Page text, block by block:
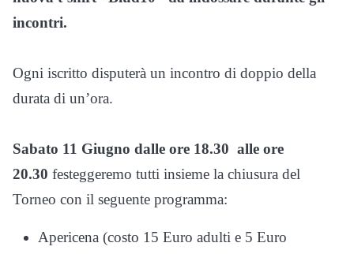
incontri.
Ogni iscritto disputerà un incontro di doppio della
durata di un’ora.
Sabato 11 Giugno dalle ore 18.30 alle ore
20.30 festeggeremo tutti insieme la chiusura del
Torneo con il seguente programma:
Apericena (costo 15 Euro adulti e 5 Euro